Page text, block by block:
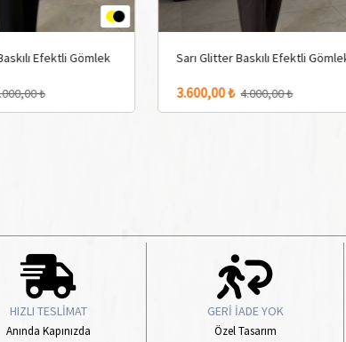
Sarı Glitter Baskılı Efektli Gömlek
4.000,00 ₺
Ekru
HIZLI TESLİMAT
Anında Kapınızda
GERİ İADE YOK
Özel Tasarım